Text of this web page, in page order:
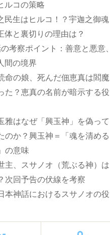
ルコの策略
民生はヒルコ！？宇迦之御魂
体と裏切りの理由は？
考察ポイント：善意と悪意、
間の境界
命の娘、死んだ佃恵真は閻魔
た？恵真の名前が暗示する役
雅はなぜ「興玉神」を偽って
のか？興玉神＝「魂を清める
の意味
主、スサノオ（荒ぶる神）は
次回予告の伏線を考察
本神話におけるスサノオの役
生と家族関係